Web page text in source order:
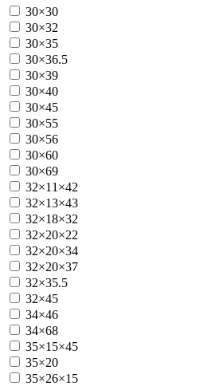
30×30
30×32
30×35
30×36.5
30×39
30×40
30×45
30×55
30×56
30×60
30×69
32×11×42
32×13×43
32×18×32
32×20×22
32×20×34
32×20×37
32×35.5
32×45
34×46
34×68
35×15×45
35×20
35×26×15